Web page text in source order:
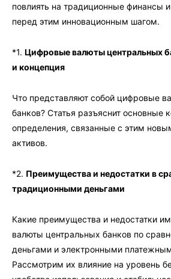
повлиять на традиционные финансы
перед этим инновационным шагом.
*1. Цифровые валюты центральных
и концепция
Что представляют собой цифровые
банков? Статья разъяснит основные
определения, связанные с этим
активов.
*2. Преимущества и недостатки в
традиционными деньгами
Какие преимущества и недостатки
валюты центральных банков по
деньгами и электронными
Рассмотрим их влияние на уровень